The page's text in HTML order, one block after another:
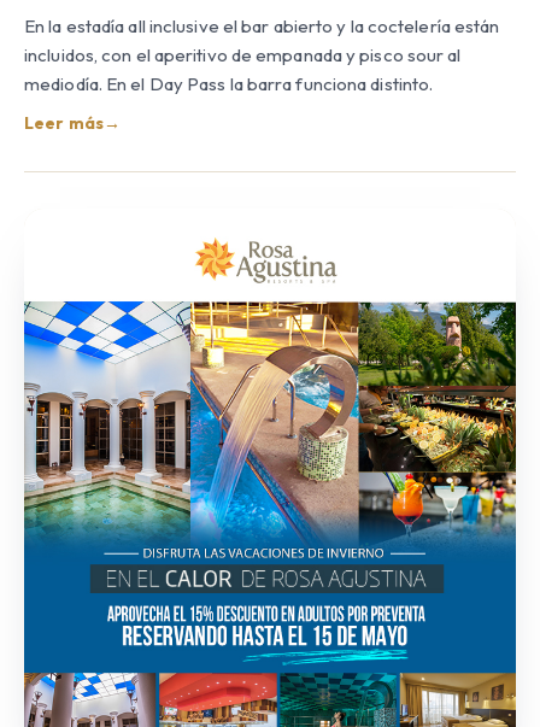
En la estadía all inclusive el bar abierto y la coctelería están
incluidos, con el aperitivo de empanada y pisco sour al
mediodía. En el Day Pass la barra funciona distinto.
Leer más→